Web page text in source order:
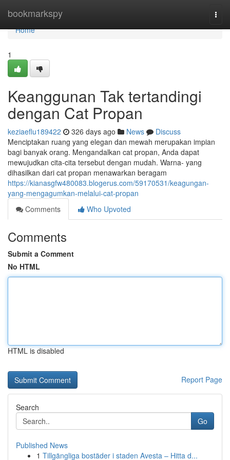
bookmarkspy
Home
Home
1
Keanggunan Tak tertandingi
dengan Cat Propan
keziaeflu189422 326 days ago News
Discuss
Menciptakan ruang yang elegan dan mewah merupakan impian
bagi banyak orang. Mengandalkan cat propan, Anda dapat
mewujudkan cita-cita tersebut dengan mudah. Warna- yang
dihasilkan dari cat propan menawarkan beragam
https://kianasgfw480083.blogerus.com/59170531/keagungan-
yang-mengagumkan-melalui-cat-propan
Comments
Who Upvoted
Comments
Submit a Comment
No HTML
HTML is disabled
Report Page
Search
Go
Published News
1 Tillgängliga bostäder i staden Avesta – Hitta d...